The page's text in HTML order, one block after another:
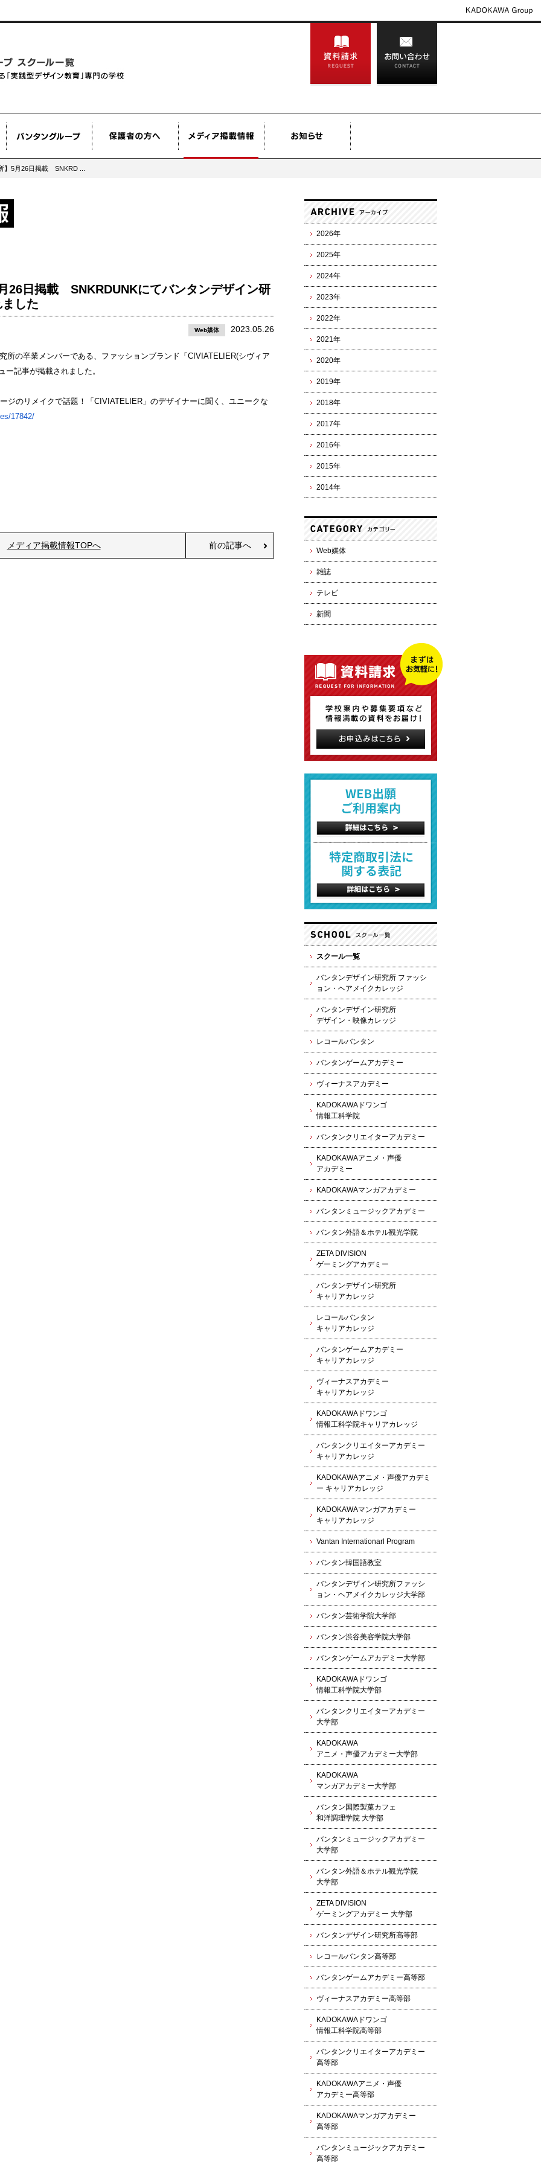
】5月26日掲載 SNKRD ...
26日掲載 SNKRDUNKにてバンタンデザイン研
した
Web媒体 2023.05.26
所の卒業メンバーである、ファッションブランド「CIVIATELIER(シヴィア
ー記事が掲載されました。
のリメイクで話題！「CIVIATELIER」のデザイナーに聞く、ユニークな
17842/
メディア掲載情報TOPへ 前の記事へ
2026年
2025年
2024年
2023年
2022年
2021年
2020年
2019年
2018年
2017年
2016年
2015年
2014年
Web媒体
雑誌
テレビ
新聞
スクール一覧
バンタンデザイン研究所 ファッシ
ョン・ヘアメイクカレッジ
バンタンデザイン研究所
デザイン・映像カレッジ
レコールバンタン
バンタンゲームアカデミー
ヴィーナスアカデミー
KADOKAWAドワンゴ
情報工科学院
バンタンクリエイターアカデミー
KADOKAWAアニメ・声優
アカデミー
KADOKAWAマンガアカデミー
バンタンミュージックアカデミー
バンタン外語＆ホテル観光学院
ZETA DIVISION
ゲーミングアカデミー
バンタンデザイン研究所
キャリアカレッジ
レコールバンタン
キャリアカレッジ
バンタンゲームアカデミー
キャリアカレッジ
ヴィーナスアカデミー
キャリアカレッジ
KADOKAWAドワンゴ
情報工科学院キャリアカレッジ
バンタンクリエイターアカデミー
キャリアカレッジ
KADOKAWAアニメ・声優アカデミ
ー キャリアカレッジ
KADOKAWAマンガアカデミー
キャリアカレッジ
Vantan Internationarl Program
バンタン韓国語教室
バンタンデザイン研究所ファッシ
ョン・ヘアメイクカレッジ大学部
バンタン芸術学院大学部
バンタン渋谷美容学院大学部
バンタンゲームアカデミー大学部
KADOKAWAドワンゴ
情報工科学院大学部
バンタンクリエイターアカデミー
大学部
KADOKAWA
アニメ・声優アカデミー大学部
KADOKAWA
マンガアカデミー大学部
バンタン国際製菓カフェ
和洋調理学院 大学部
バンタンミュージックアカデミー
大学部
バンタン外語＆ホテル観光学院
大学部
ZETA DIVISION
ゲーミングアカデミー 大学部
バンタンデザイン研究所高等部
レコールバンタン高等部
バンタンゲームアカデミー高等部
ヴィーナスアカデミー高等部
KADOKAWAドワンゴ
情報工科学院高等部
バンタンクリエイターアカデミー
高等部
KADOKAWAアニメ・声優
アカデミー高等部
KADOKAWAマンガアカデミー
高等部
バンタンミュージックアカデミー
高等部